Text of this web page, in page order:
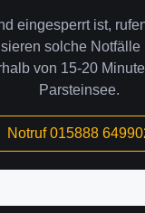
eingesperrt ist,
solche Notfälle
von 15-20
Parsteinsee.
Notruf 015888